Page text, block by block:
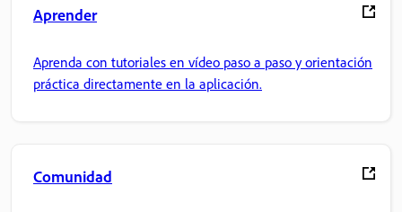
Aprender
Aprenda con tutoriales en vídeo paso a paso y orientación
práctica directamente en la aplicación.
Comunidad